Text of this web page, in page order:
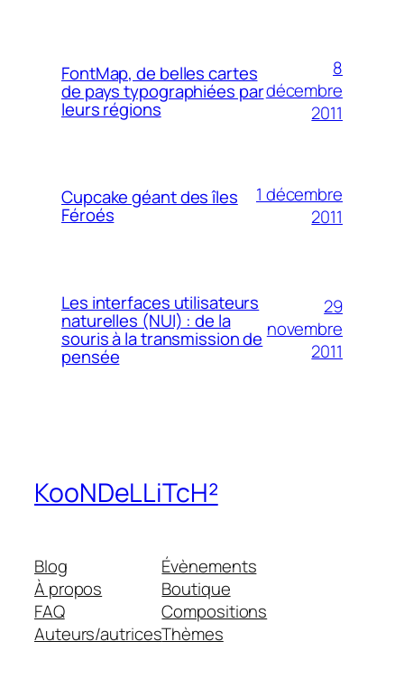
FontMap, de belles cartes
de pays typographiées par
leurs régions
8
décembre
2011
Cupcake géant des îles
Féroés
1 décembre
2011
Les interfaces utilisateurs
naturelles (NUI) : de la
souris à la transmission de
pensée
29
novembre
2011
KooNDeLLiTcH²
Blog
À propos
FAQ
Auteurs/autrices
Évènements
Boutique
Compositions
Thèmes